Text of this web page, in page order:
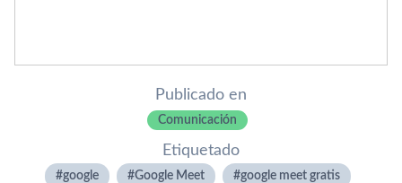
Publicado en
Comunicación
Etiquetado
google Google Meet google meet gratis